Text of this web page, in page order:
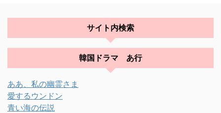
サイト内検索
韓国ドラマ あ行
ああ、私の幽霊さま
愛するウンドン
青い海の伝説